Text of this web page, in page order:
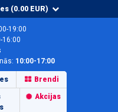
(0.00 EUR)
19:00
16:00
10:00-17:00
Brendi
Akcijas